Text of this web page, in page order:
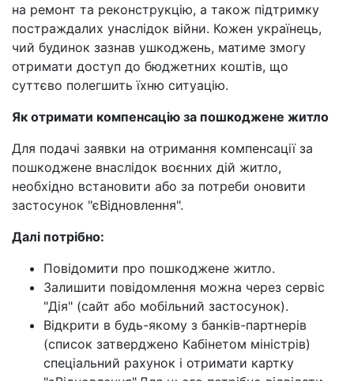
на ремонт та реконструкцію, а також підтримку
постраждалих унаслідок війни. Кожен українець,
чий будинок зазнав ушкоджень, матиме змогу
отримати доступ до бюджетних коштів, що
суттєво полегшить їхню ситуацію.
Як отримати компенсацію за пошкоджене житло
Для подачі заявки на отримання компенсації за
пошкоджене внаслідок воєнних дій житло,
необхідно встановити або за потреби оновити
застосунок "єВідновлення".
Далі потрібно:
Повідомити про пошкоджене житло.
Залишити повідомлення можна через сервіс
"Дія" (сайт або мобільний застосунок).
Відкрити в будь-якому з банків-партнерів
(список затверджено Кабінетом міністрів)
спеціальний рахунок і отримати картку